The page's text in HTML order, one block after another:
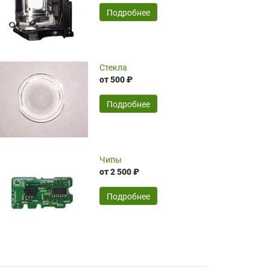
временные затраты по достаточно
оптимизированной стоимости, чему
чрезмерно благодарны!)))
SERGEY FOURSOV,24.04.2026
широкий ассортимент ламп, как оригиналов,
так и аналогов.Быстрое оформление и
передача в доставку, приемлемые цены. Мне
понравилось.
Читать полностью
16.04.2026
Подробнее
Стекла
от 500 ₽
Подробнее
Чипы
от 2 500 ₽
Подробнее